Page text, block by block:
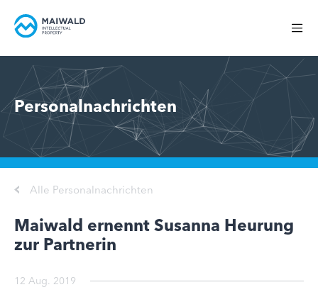
Personalnachrichten
Alle Personalnachrichten
Maiwald ernennt Susanna Heurung
zur Partnerin
12 Aug. 2019